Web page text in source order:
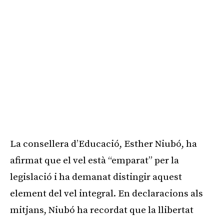
La consellera d’Educació, Esther Niubó, ha
afirmat que el vel està “emparat” per la
legislació i ha demanat distingir aquest
element del vel integral. En declaracions als
mitjans, Niubó ha recordat que la llibertat